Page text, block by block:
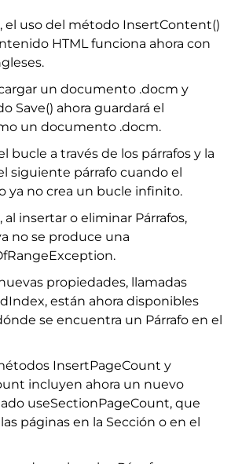
el uso del método InsertContent()
HTML funciona ahora con
un documento .docm y
Save() ahora guardará el
un documento .docm.
bucle a través de los párrafos y la
siguiente párrafo cuando el
ya no crea un bucle infinito.
insertar o eliminar Párrafos,
no se produce una
propiedades, llamadas
están ahora disponibles
se encuentra un Párrafo en el
InsertPageCount y
incluyen ahora un nuevo
useSectionPageCount, que
páginas en la Sección o en el